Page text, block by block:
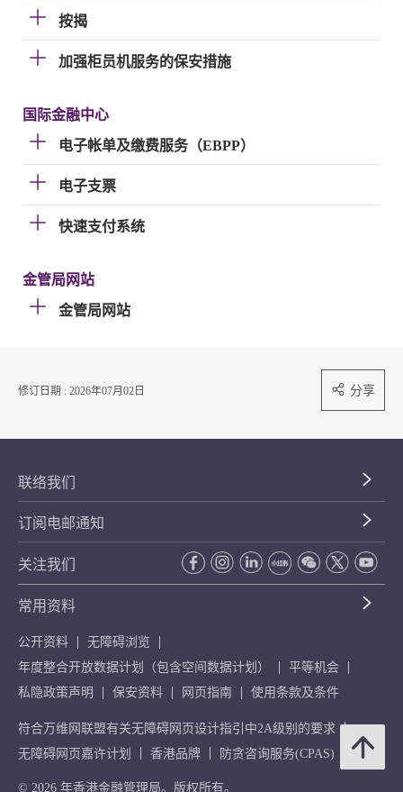
按揭
加强柜员机服务的保安措施
国际金融中心
电子帐单及缴费服务（EBPP）
电子支票
快速支付系统
金管局网站
金管局网站
修订日期 : 2026年07月02日 分享
联络我们
订阅电邮通知
关注我们
常用资料
公开资料
无障碍浏览
年度整合开放数据计划（包含空间数据计划）
平等机会
私隐政策声明
保安资料 网页指南 使用条款及条件
符合万维网联盟有关无障碍网页设计指引中2A级别的要求
无障碍网页嘉许计划
香港品牌 防贪咨询服务(CPAS)
© 2026 年香港金融管理局。版权所有。